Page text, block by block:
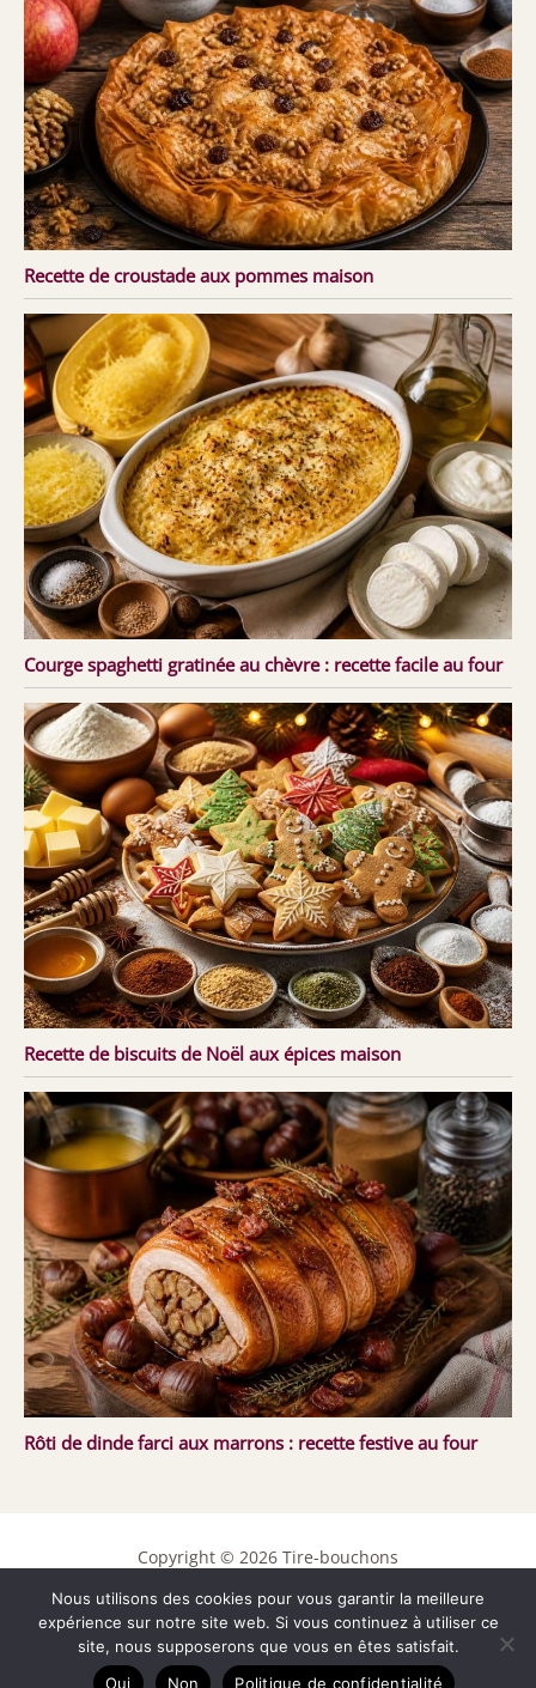
Recette de croustade aux pommes maison
Courge spaghetti gratinée au chèvre : recette facile au four
Recette de biscuits de Noël aux épices maison
Rôti de dinde farci aux marrons : recette festive au four
Copyright © 2026 Tire-bouchons
Contact
Mentions légales
Politique de confidentialité
Nous utilisons des cookies pour vous garantir la meilleure
expérience sur notre site web. Si vous continuez à utiliser ce
site, nous supposerons que vous en êtes satisfait.
Oui
Non Politique de confidentialité